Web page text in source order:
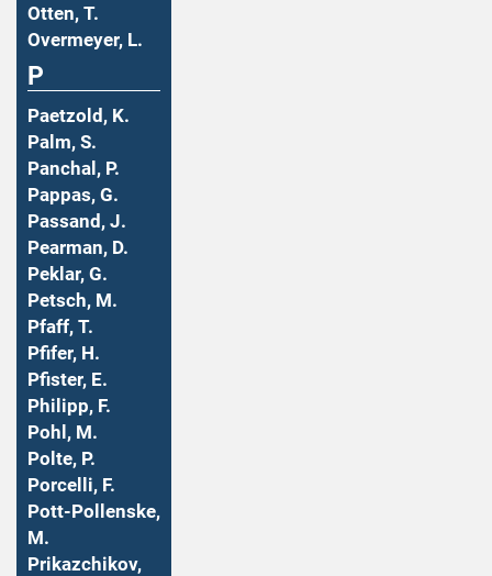
Otten, T.
Overmeyer, L.
P
Paetzold, K.
Palm, S.
Panchal, P.
Pappas, G.
Passand, J.
Pearman, D.
Peklar, G.
Petsch, M.
Pfaff, T.
Pfifer, H.
Pfister, E.
Philipp, F.
Pohl, M.
Polte, P.
Porcelli, F.
Pott-Pollenske,
M.
Prikazchikov,